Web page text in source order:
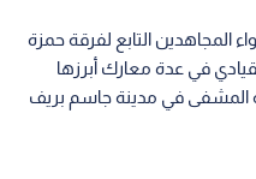
المجاهدين التابع لفرقة حمزة
في عدة معارك أبرزها
المشفى في مدينة جاسم بريف